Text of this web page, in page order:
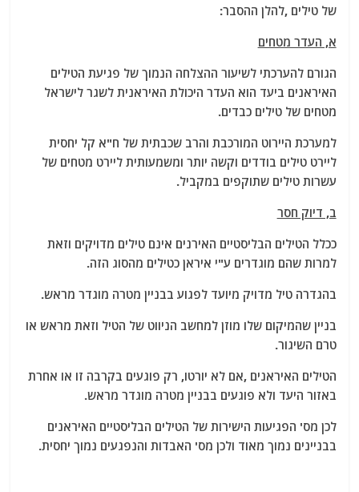
של טילים ,להלן ההסבר:
א, העדר מטחים
הגורם להערכתי לשיעור ההצלחה הנמוך של פגיעת הטילים
האיראנים ביעד הוא העדר היכולת האיראנית לשגר לישראל
מטחים של טילים כבדים.
למערכת היירוט המורכבת והרב שכבתית של ח"א קל יחסית
ליירט טילים בודדים וקשה יותר ומשמעותית ליירט מטחים של
עשרות טילים שתוקפים במקביל.
ב, דיוק חסר
ככלל הטילים הבליסטיים האירנים אינם טילים מדויקים וזאת
למרות שהם מוגדרים ע"י איראן כטילים מהסוג הזה.
בהגדרה טיל מדויק מיועד לפגוע בבניין מטרה מוגדר מראש.
בניין שהמיקום שלו מוזן למחשב הניווט של הטיל וזאת מראש או
טרם השיגור.
הטילים האיראנים ,אם לא יורטו, רק פוגעים בקרבה זו או אחרת
באזור היעד ולא פוגעים בבניין מטרה מוגדר מראש.
לכן מס' הפגיעות הישירות של הטילים הבליסטיים האיראנים
בבניינים נמוך מאוד ולכן מס' האבדות והנפגעים נמוך יחסית.